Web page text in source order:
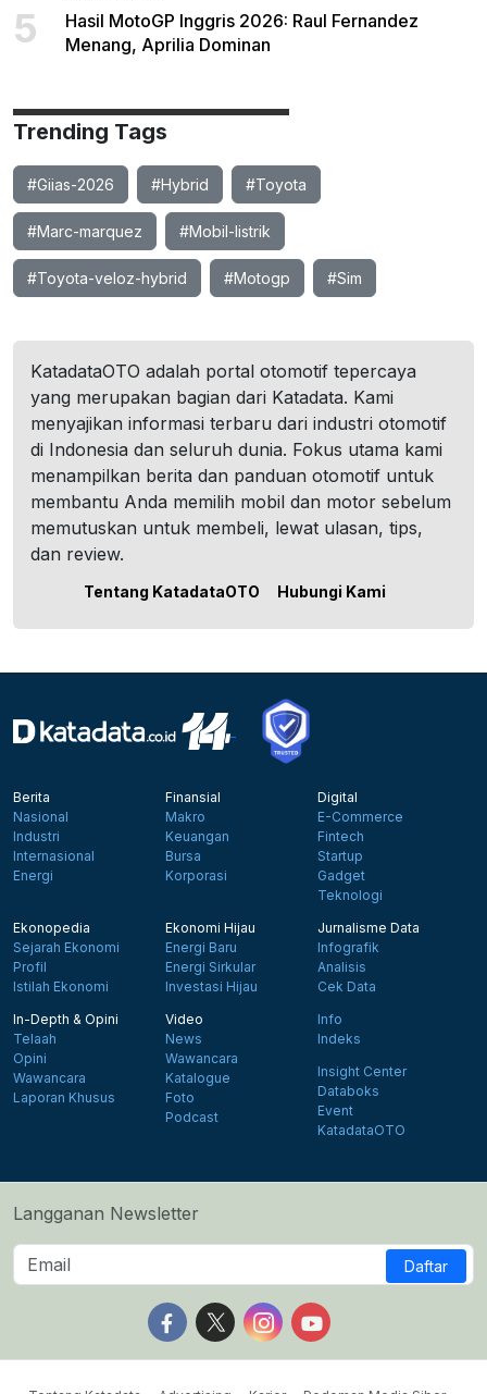
5
Hasil MotoGP Inggris 2026: Raul Fernandez
Menang, Aprilia Dominan
Trending Tags
#Giias-2026 #Hybrid #Toyota
#Marc-marquez #Mobil-listrik
#Toyota-veloz-hybrid #Motogp #Sim
KatadataOTO adalah portal otomotif tepercaya
yang merupakan bagian dari Katadata. Kami
menyajikan informasi terbaru dari industri otomotif
di Indonesia dan seluruh dunia. Fokus utama kami
menampilkan berita dan panduan otomotif untuk
membantu Anda memilih mobil dan motor sebelum
memutuskan untuk membeli, lewat ulasan, tips,
dan review.
Tentang KatadataOTO Hubungi Kami
Berita
Nasional
Industri
Internasional
Energi
Finansial
Makro
Keuangan
Bursa
Korporasi
Digital
E-Commerce
Fintech
Startup
Gadget
Teknologi
Ekonopedia
Sejarah Ekonomi
Profil
Istilah Ekonomi
Ekonomi Hijau
Energi Baru
Energi Sirkular
Investasi Hijau
Jurnalisme Data
Infografik
Analisis
Cek Data
In-Depth & Opini
Telaah
Opini
Wawancara
Laporan Khusus
Video
News
Wawancara
Katalogue
Foto
Podcast
Info
Indeks
Insight Center
Databoks
Event
KatadataOTO
Langganan Newsletter
Daftar
Follow us on Facebook
Follow us on X
Follow us on Instagram
Follow us on